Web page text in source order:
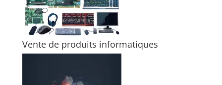
Vente de produits informatiques